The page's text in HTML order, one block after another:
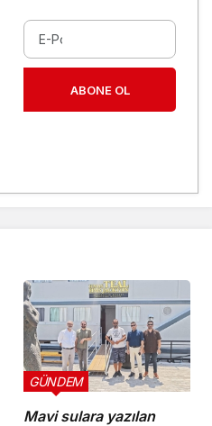
ABONE OL
Mavi sulara yazılan
GÜNDEM